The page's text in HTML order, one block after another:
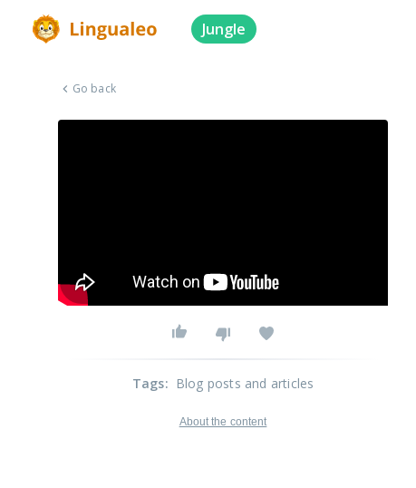
Jungle
Go back
Tags: Blog posts and articles
About the content